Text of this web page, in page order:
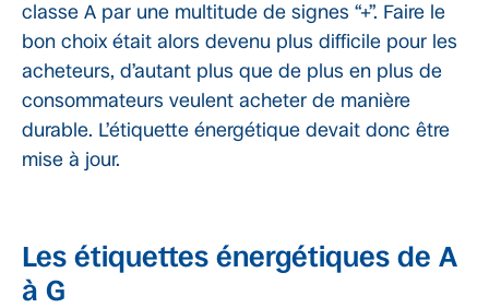
classe A par une multitude de signes “+”. Faire le
bon choix était alors devenu plus difficile pour les
acheteurs, d’autant plus que de plus en plus de
consommateurs veulent acheter de manière
durable. L’étiquette énergétique devait donc être
mise à jour.
Les étiquettes énergétiques de A
à G